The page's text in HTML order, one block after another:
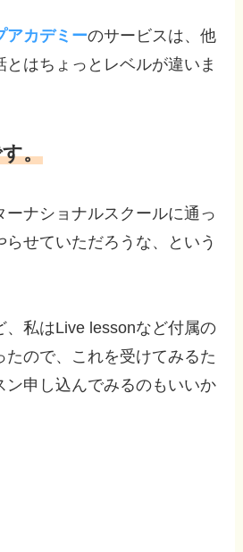
アカデミーのサービスは、他
はちょっとレベルが違いま
。
ーナショナルスクールに通っ
せていただろうな、という
、私はLive lessonなど付属の
たので、これを受けてみるた
ン申し込んでみるのもいいか